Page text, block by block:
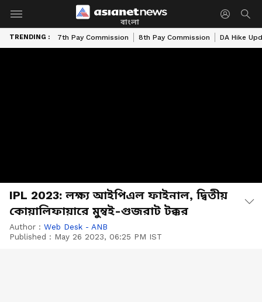
বাংলা
TRENDING : 7th Pay Commission 8th Pay Commission DA Hike
IPL 2023: লক্ষ্য আইপিএল ফাইনাল, দ্বিতীয়
কোয়ালিফায়ারে মুম্বই-গুজরাট টক্কর
Author : Web Desk - ANB
Published : May 26 2023, 06:25 PM IST